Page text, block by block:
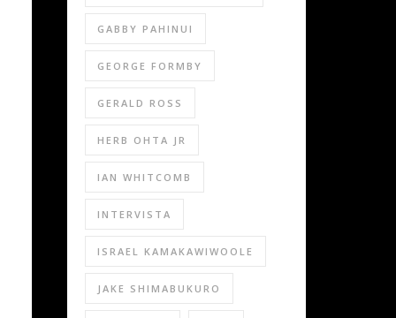
GABBY PAHINUI
GEORGE FORMBY
GERALD ROSS
HERB OHTA JR
IAN WHITCOMB
INTERVISTA
ISRAEL KAMAKAWIWOOLE
JAKE SHIMABUKURO